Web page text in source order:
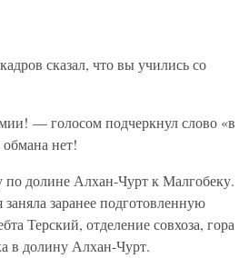
сказал, что вы учились со
— голосом подчеркнул слово «в
нет!
долине Алхан-Чурт к Малгобеку.
заранее подготовленную
Терский, отделение совхоза, гора
в долину Алхан-Чурт.